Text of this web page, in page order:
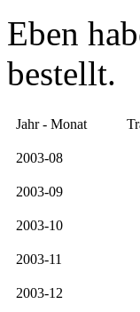
Eben
bestellt.
Jahr - Monat
2003-08
2003-09
2003-10
2003-11
2003-12